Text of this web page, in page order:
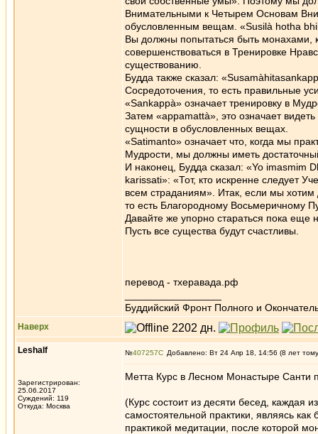
Внимательными к Четырем Основам
обусловленным вещам. «Susilà hotha
Вы должны попытаться быть монахами,
совершенствоваться в Тренировке
существованию.
Будда также сказал:
Сосредоточения, то есть правильные
«Sankappà» означает тренировку в
Затем «appamattà», это означает
сущности в обусловленных вещах.
«Satimanto» означает что, когда мы
Мудрости, мы должны иметь
И наконец, Будда сказал: «Yo imasmim
karissati»: «Тот, кто искренне следует
всем страданиям». Итак, если мы
то есть Благородному Восьмеричному
Давайте же упорно стараться пока
Пусть все существа будут счастливы.
перевод - тхеравада.рф
Буддийский Фронт Полного и
Наверх
Leshalf
Зарегистрирован:
25.06.2017
Суждений: 119
Откуда: Москва
№407257 Добавлено: Вт 24 Апр 18, 14:56 (8 лет
Метта Курс в Лесном Монастыре
(Курс состоит из десяти бесед, каждая
самостоятельной практики, являясь
практикой медитации, после которой